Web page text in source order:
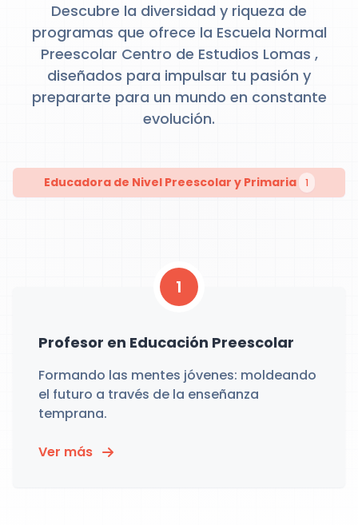
Descubre la diversidad y riqueza de
programas que ofrece la Escuela Normal
Preescolar Centro de Estudios Lomas ,
diseñados para impulsar tu pasión y
prepararte para un mundo en constante
evolución.
Educadora de Nivel Preescolar y Primaria 1
1
Profesor en Educación Preescolar
Formando las mentes jóvenes: moldeando
el futuro a través de la enseñanza
temprana.
Ver más